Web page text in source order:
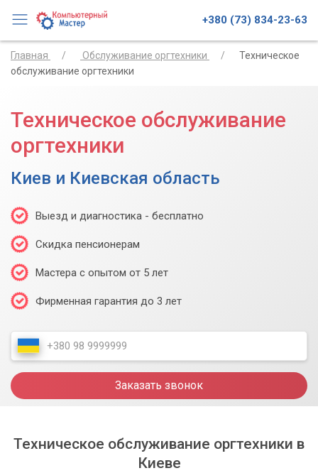
+380 (73) 834-23-63
Главная Обслуживание оргтехники
Техническое
обслуживание оргтехники
Техническое обслуживание
оргтехники
Киев и Киевская область
Выезд и диагностика - бесплатно
Скидка пенсионерам
Мастера с опытом от 5 лет
Фирменная гарантия до 3 лет
Заказать звонок
Техническое обслуживание оргтехники в
Киеве